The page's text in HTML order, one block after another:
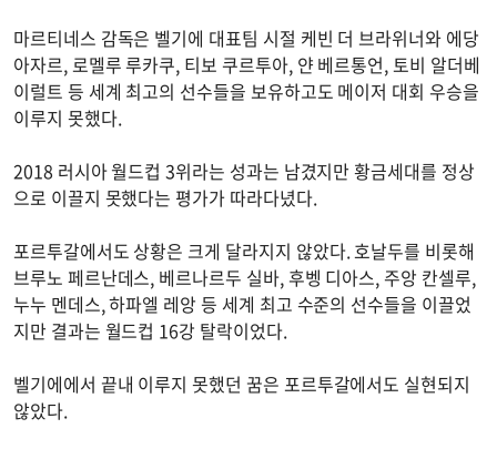
마르티네스 감독은 벨기에 대표팀 시절 케빈 더 브라위너와 에당
아자르, 로멜루 루카쿠, 티보 쿠르투아, 얀 베르통언, 토비 알더베
이럴트 등 세계 최고의 선수들을 보유하고도 메이저 대회 우승을
이루지 못했다.
2018 러시아 월드컵 3위라는 성과는 남겼지만 황금세대를 정상
으로 이끌지 못했다는 평가가 따라다녔다.
포르투갈에서도 상황은 크게 달라지지 않았다. 호날두를 비롯해
브루노 페르난데스, 베르나르두 실바, 후벵 디아스, 주앙 칸셀루,
누누 멘데스, 하파엘 레앙 등 세계 최고 수준의 선수들을 이끌었
지만 결과는 월드컵 16강 탈락이었다.
벨기에에서 끝내 이루지 못했던 꿈은 포르투갈에서도 실현되지
않았다.